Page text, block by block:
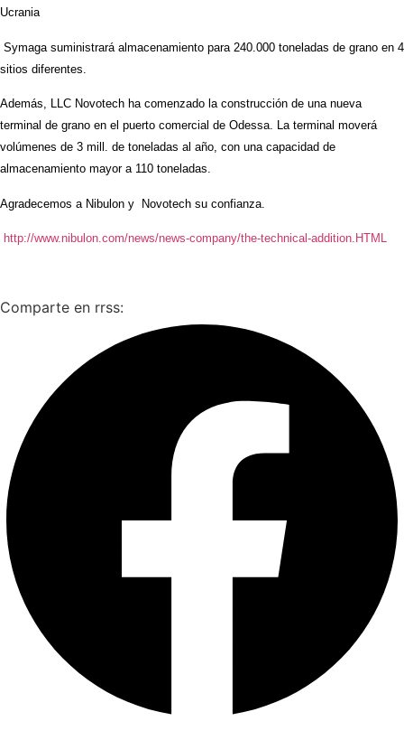
Ucrania
Symaga suministrará almacenamiento para 240.000 toneladas de grano en 4
sitios diferentes.
Además, LLC Novotech ha comenzado la construcción de una nueva
terminal de grano en el puerto comercial de Odessa. La terminal moverá
volúmenes de 3 mill. de toneladas al año, con una capacidad de
almacenamiento mayor a 110 toneladas.
Agradecemos a Nibulon y Novotech su confianza.
http://www.nibulon.com/news/news-company/the-technical-addition.HTML
Comparte en rrss: